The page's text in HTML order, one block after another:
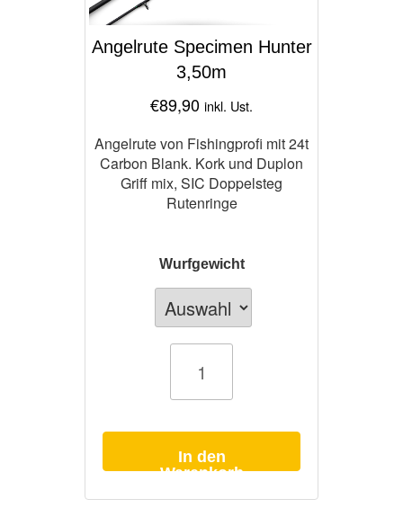
Angelrute Specimen Hunter
3,50m
€89,90 inkl. Ust.
Angelrute von Fishingprofi mit 24t
Carbon Blank. Kork und Duplon
Griff mix, SIC Doppelsteg
Rutenringe
Wurfgewicht
In den
Warenkorb